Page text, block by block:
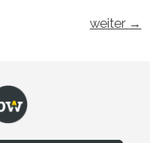
weiter →